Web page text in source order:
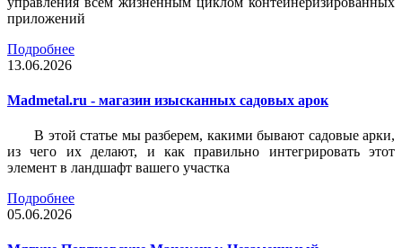
приложений
Подробнее
13.06.2026
Madmetal.ru - магазин изысканных садовых арок
В этой статье мы разберем, какими бывают садовые арки,
из чего их делают, и как правильно интегрировать этот
элемент в ландшафт вашего участка
Подробнее
05.06.2026